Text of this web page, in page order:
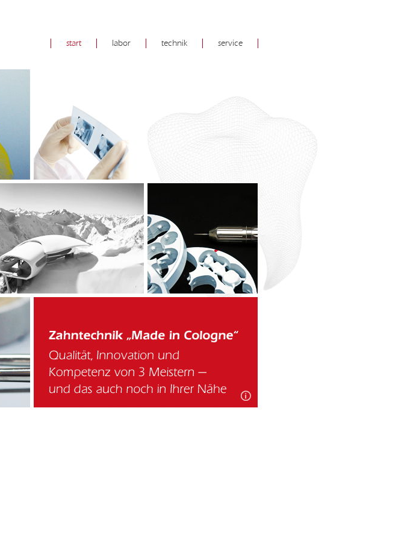
start labor technik service